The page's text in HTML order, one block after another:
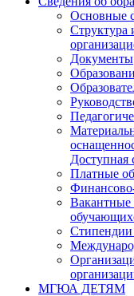
Основные
Структура
Документы
Доступная
Платные
Финансово-
Вакантные
МГЮА ДЕТЯМ